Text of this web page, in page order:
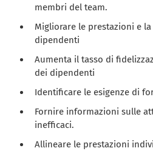
membri del team.
Migliorare le prestazioni e
dipendenti
Aumenta il tasso di
dei dipendenti
Identificare le esigenze di
Fornire informazioni sulle
inefficaci.
Allineare le prestazioni